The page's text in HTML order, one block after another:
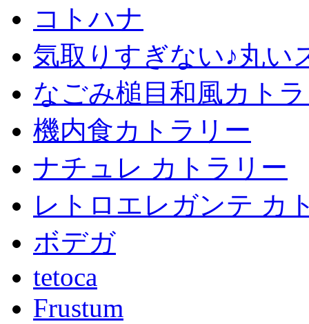
コトハナ
気取りすぎない♪丸い
なごみ槌目和風カト
機内食カトラリー
ナチュレ カトラリー
レトロエレガンテ カ
ボデガ
tetoca
Frustum